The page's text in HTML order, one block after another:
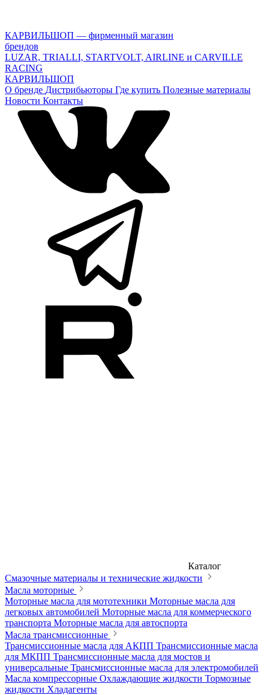
КАРВИЛЬШОП — фирменный магазин
брендов
LUZAR, TRIALLI, STARTVOLT, AIRLINE и CARVILLE
RACING
КАРВИЛЬШОП
О бренде Дистрибьюторы Где купить Полезные материалы
Новости Контакты
Каталог
Смазочные материалы и технические жидкости
Масла моторные
Моторные масла для мототехники Моторные масла для
легковых автомобилей Моторные масла для коммерческого
транспорта Моторные масла для автоспорта
Масла трансмиссионные
Трансмиссионные масла для АКПП Трансмиссионные масла
для МКПП Трансмиссионные масла для мостов и
универсальные Трансмиссионные масла для электромобилей
Масла компрессорные Охлаждающие жидкости Тормозные
жидкости Хладагенты